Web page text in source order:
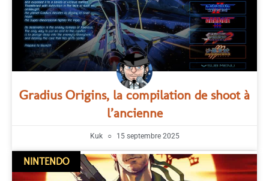
Gradius Origins, la compilation de shoot à
l’ancienne
Kuk 15 septembre 2025
NINTENDO